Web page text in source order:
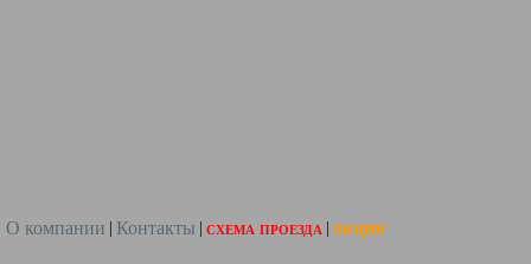
О компании Контакты схема проезда акции